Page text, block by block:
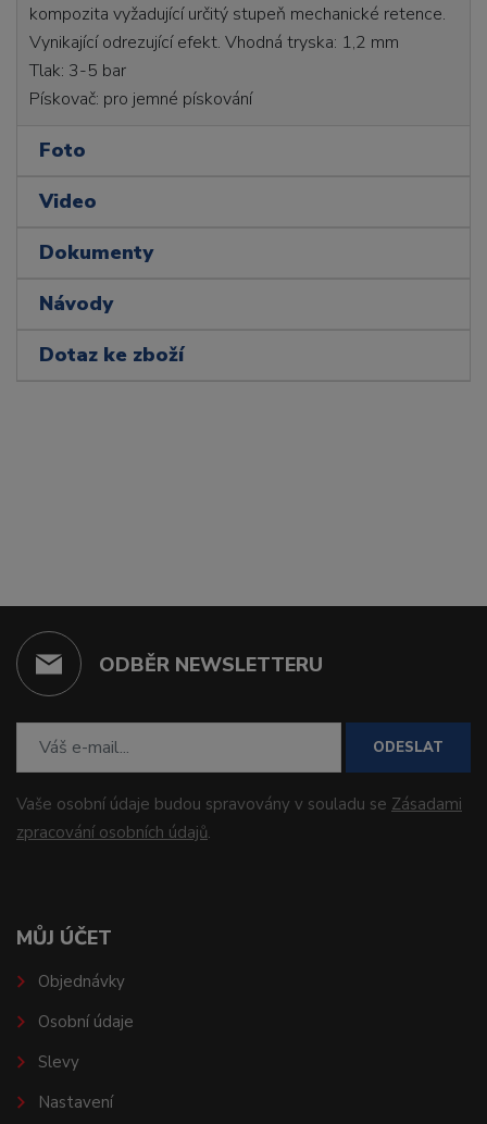
kompozita vyžadující určitý stupeň mechanické retence.
Vynikající odrezující efekt. Vhodná tryska: 1,2 mm
Tlak: 3-5 bar
Pískovač: pro jemné pískování
Foto
Video
Dokumenty
Návody
Dotaz ke zboží
ODBĚR NEWSLETTERU
ODESLAT
Vaše osobní údaje budou spravovány v souladu se Zásadami
zpracování osobních údajů.
MŮJ ÚČET
Objednávky
Osobní údaje
Slevy
Nastavení